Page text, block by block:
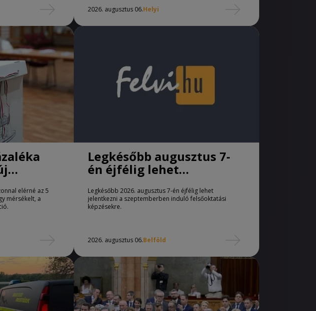
2026. augusztus 06.Helyi
elérné az 5
mérsékelt, a
Legkésőbb augusztus 7-
én éjfélig lehet
jelentkezni a pótfelvételi
eljárásban
Legkésőbb 2026. augusztus 7-én éjfélig lehet
jelentkezni a szeptemberben induló felsőoktatási
képzésekre.
2026. augusztus 06.Belföld